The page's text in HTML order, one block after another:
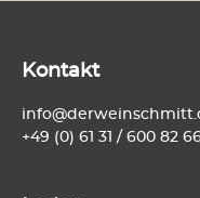
Kontakt
+49 (0) 61 31 / 600 82